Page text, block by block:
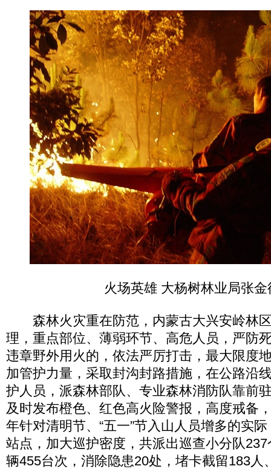
火场英雄 大杨树林业局张金
森林火灾重在防范，内蒙古大兴安岭林
理，重点部位、薄弱环节、高危人员，严防
违章野外用火的，依法严厉打击，最大限度
加管护力量，采取封沟封路措施，在公路沿
护人员，派森林部队、专业森林消防队靠前
及时发布橙色、红色高火险警报，高度戒备
年针对清明节、“五一”节入山人员增多的实
站点，加大巡护密度，共派出巡查小分队
辆455台次，消除隐患20处，堵卡截留183人